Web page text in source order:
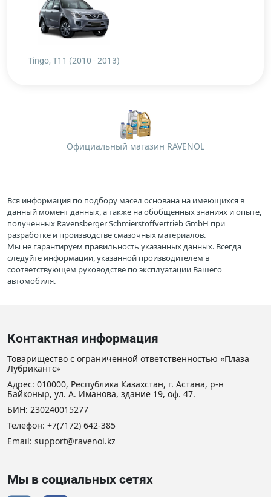
Tingo, T11 (2010 - 2013)
Официальный магазин RAVENOL
Вся информация по подбору масел основана на имеющихся в
данный момент данных, а также на обобщенных знаниях и опыте,
полученных Ravensberger Schmierstoffvertrieb GmbH при
разработке и производстве смазочных материалов.
Мы не гарантируем правильность указанных данных. Всегда
следуйте информации, указанной производителем в
соответствующем руководстве по эксплуатации Вашего
автомобиля.
Контактная информация
Товарищество с ограниченной ответственностью «Плаза
Лубрикантс»
Адрес: 010000, Республика Казахстан, г. Астана, р-н
Байконыр, ул. А. Иманова, здание 19, оф. 47.
БИН: 230240015277
Телефон: +7(7172) 642-385
Email: support@ravenol.kz
Мы в социальных сетях